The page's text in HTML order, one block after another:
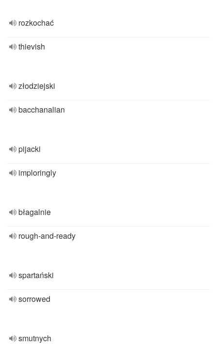
rozkochać
thievish
złodziejski
bacchanalian
pijacki
imploringly
błagalnie
rough-and-ready
spartański
sorrowed
smutnych